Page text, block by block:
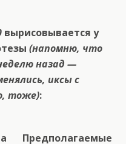
вырисовывается у
(напомню, что
назад —
иксы с
тоже):
Предполагаемые